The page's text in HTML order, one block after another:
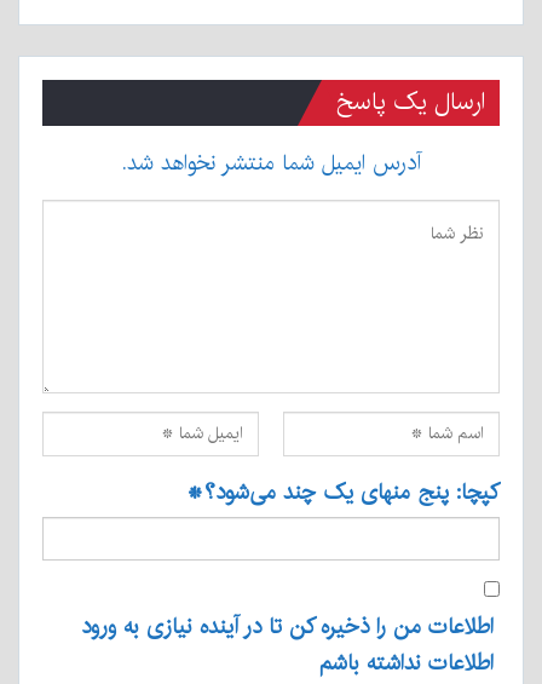
ارسال یک پاسخ
آدرس ایمیل شما منتشر نخواهد شد.
کپچا: پنج منهای یک چند می‌شود؟*
اطلاعات من را ذخیره کن تا در آینده نیازی به ورود
اطلاعات نداشته باشم